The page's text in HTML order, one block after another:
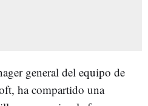
general del equipo de
ha compartido una